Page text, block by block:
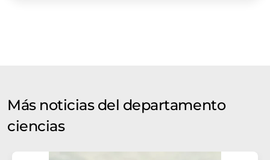
Más noticias del departamento
ciencias